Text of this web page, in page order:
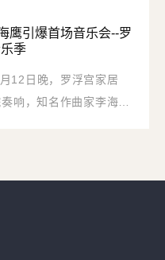
鹰引爆首场音乐会--罗
季
12日晚，罗浮宫家居
响，知名作曲家李海鹰